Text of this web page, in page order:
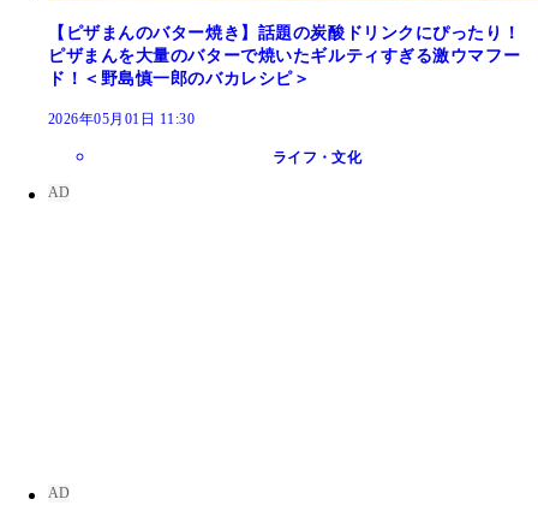
【ピザまんのバター焼き】話題の炭酸ドリンクにぴったり！
ピザまんを大量のバターで焼いたギルティすぎる激ウマフー
ド！＜野島慎一郎のバカレシピ＞
2026年05月01日 11:30
ライフ・文化